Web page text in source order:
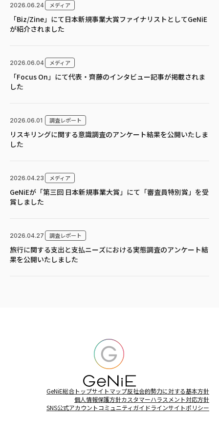
2026.06.24 メディア
「Biz/Zine」にて日本新規事業大賞ファイナリストとしてGeNiE
が紹介されました
2026.06.04 メディア
「Focus On」にて代表・齊藤のインタビュー記事が掲載されま
した
2026.06.01 調査レポート
リスキリングに関する意識調査のアンケート結果を公開いたしま
した
2026.04.23 メディア
GeNiEが「第三回 日本新規事業大賞」にて「審査員特別賞」を受
賞しました
2026.04.27 調査レポート
旅行に関する支出と支払ニーズにおける実態調査のアンケート結
果を公開いたしました
GeNiE総合トップサイトマップ反社会的勢力に対する基本方針
個人情報保護方針カスタマーハラスメント対応方針
SNS公式アカウントコミュニティガイドラインサイトポリシー